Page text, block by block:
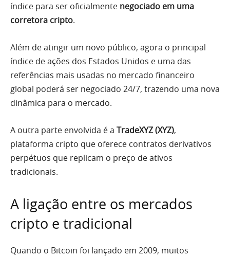
índice para ser oficialmente negociado em uma
corretora cripto.
Além de atingir um novo público, agora o principal
índice de ações dos Estados Unidos e uma das
referências mais usadas no mercado financeiro
global poderá ser negociado 24/7, trazendo uma nova
dinâmica para o mercado.
A outra parte envolvida é a TradeXYZ (XYZ),
plataforma cripto que oferece contratos derivativos
perpétuos que replicam o preço de ativos
tradicionais.
A ligação entre os mercados
cripto e tradicional
Quando o Bitcoin foi lançado em 2009, muitos